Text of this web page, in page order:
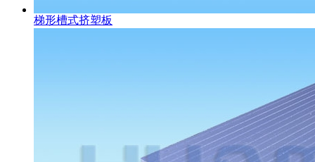
梯形槽式挤塑板